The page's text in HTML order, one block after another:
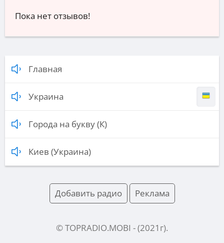
Пока нет отзывов!
Главная
Украина
Города на букву (К)
Киев (Украина)
Добавить радио Реклама
© TOPRADIO.MOBI - (2021 г).